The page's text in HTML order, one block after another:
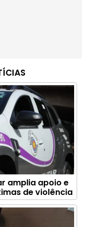
amplia apoio e
de violência